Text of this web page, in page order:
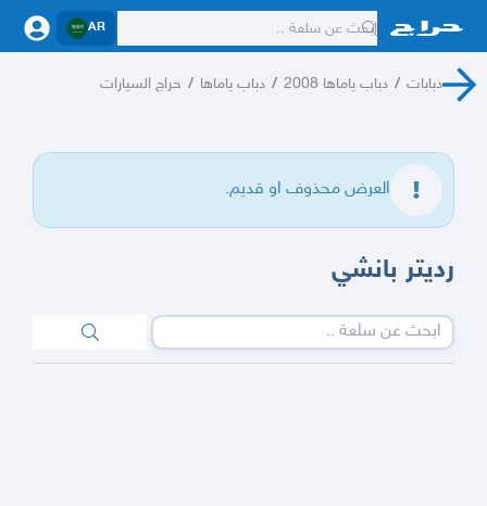
AR
دبابات / دباب ياماها 2008 / دباب ياماها / حراج السيارات
العرض محذوف او قديم.
رديتر بانشي